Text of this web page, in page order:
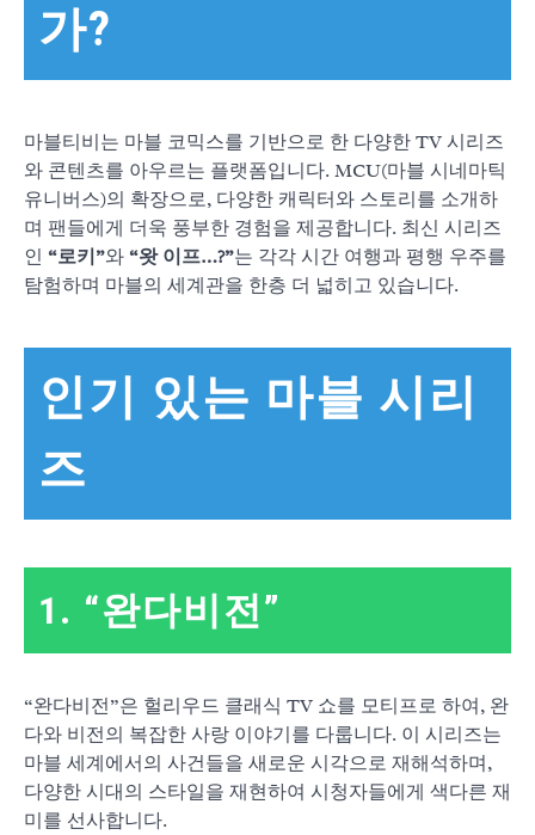
가?
마블티비는 마블 코믹스를 기반으로 한 다양한 TV 시리즈
와 콘텐츠를 아우르는 플랫폼입니다. MCU(마블 시네마틱
유니버스)의 확장으로, 다양한 캐릭터와 스토리를 소개하
며 팬들에게 더욱 풍부한 경험을 제공합니다. 최신 시리즈
인 “로키”와 “왓 이프…?”는 각각 시간 여행과 평행 우주를
탐험하며 마블의 세계관을 한층 더 넓히고 있습니다.
인기 있는 마블 시리
즈
1. “완다비전”
“완다비전”은 헐리우드 클래식 TV 쇼를 모티프로 하여, 완
다와 비전의 복잡한 사랑 이야기를 다룹니다. 이 시리즈는
마블 세계에서의 사건들을 새로운 시각으로 재해석하며,
다양한 시대의 스타일을 재현하여 시청자들에게 색다른 재
미를 선사합니다.